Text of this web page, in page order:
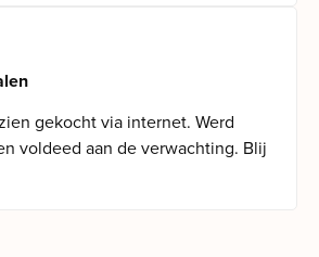
gekocht via internet. Werd
voldeed aan de verwachting. Blij